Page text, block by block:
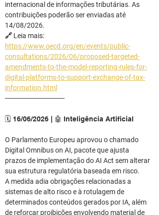
internacional de informações tributárias. As
contribuições poderão ser enviadas até
14/08/2026.
🔗 Leia mais:
https://www.oecd.org/en/events/public-
consultations/2026/06/proposed-targeted-
amendments-to-the-model-reporting-rules-for-
digital-platforms-to-support-exchange-of-tax-
information.html
────────────
🗓️ 16/06/2026 | 🤖 Inteligência Artificial
O Parlamento Europeu aprovou o chamado
Digital Omnibus on AI, pacote que ajusta
prazos de implementação do AI Act sem alterar
sua estrutura regulatória baseada em risco.
A medida adia obrigações relacionadas a
sistemas de alto risco e à rotulagem de
determinados conteúdos gerados por IA, além
de reforçar proibições envolvendo material de